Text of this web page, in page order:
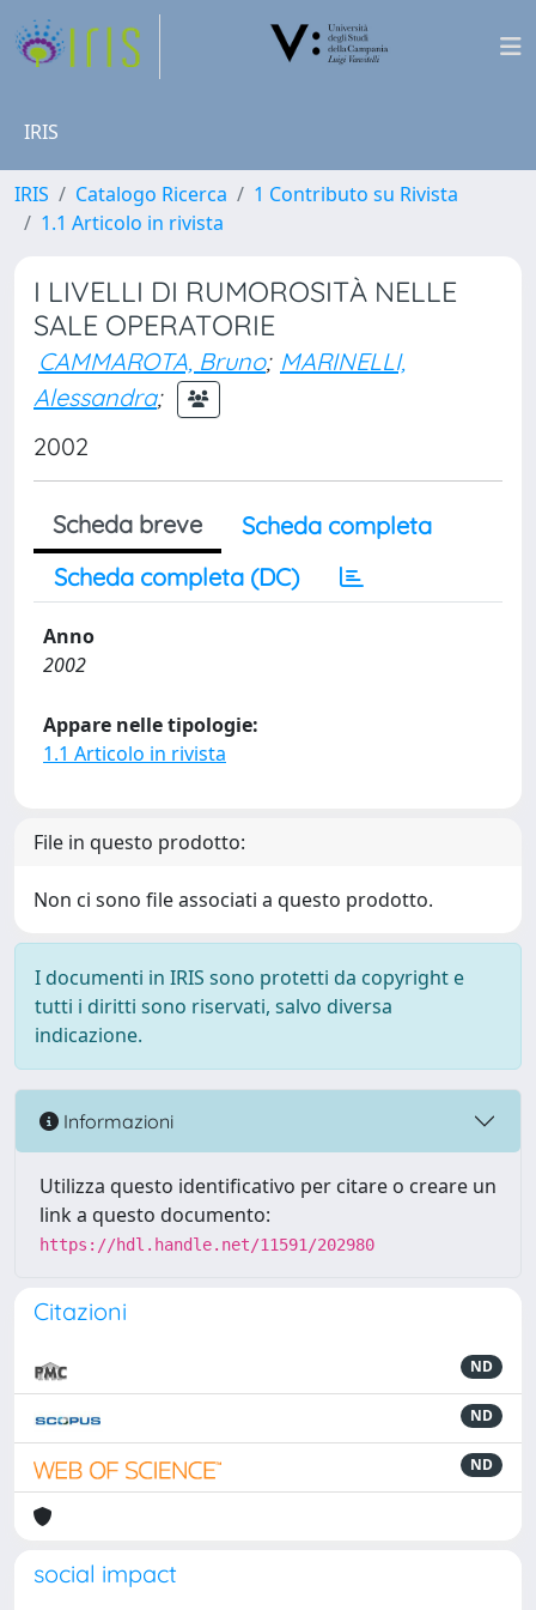
IRIS
IRIS Catalogo Ricerca
1 Contributo su Rivista
1.1 Articolo in rivista
I LIVELLI DI RUMOROSITÀ NELLE
SALE OPERATORIE
CAMMAROTA, Bruno; MARINELLI,
Alessandra;
2002
Scheda breve
Scheda completa
Scheda completa (DC)
Anno
2002
Appare nelle tipologie:
1.1 Articolo in rivista
File in questo prodotto:
Non ci sono file associati a questo prodotto.
I documenti in IRIS sono protetti da copyright e
tutti i diritti sono riservati, salvo diversa
indicazione.
Informazioni
Utilizza questo identificativo per citare o creare un
link a questo documento:
https://hdl.handle.net/11591/202980
Citazioni
ND
ND
ND
social impact